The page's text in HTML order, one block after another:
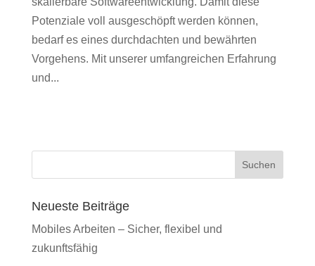
Potenziale voll ausgeschöpft werden können,
bedarf es eines durchdachten und bewährten
Vorgehens. Mit unserer umfangreichen Erfahrung
und...
Suchen
Neueste Beiträge
Mobiles Arbeiten – Sicher, flexibel und
zukunftsfähig